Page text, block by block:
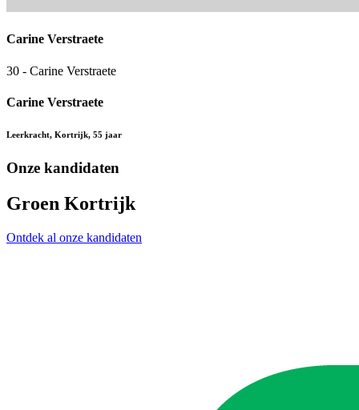
Carine Verstraete
30 - Carine Verstraete
Carine Verstraete
Leerkracht, Kortrijk, 55 jaar
Onze kandidaten
Groen Kortrijk
Ontdek al onze kandidaten